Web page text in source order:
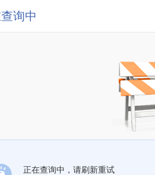
询中
正在查询中，请刷新重试